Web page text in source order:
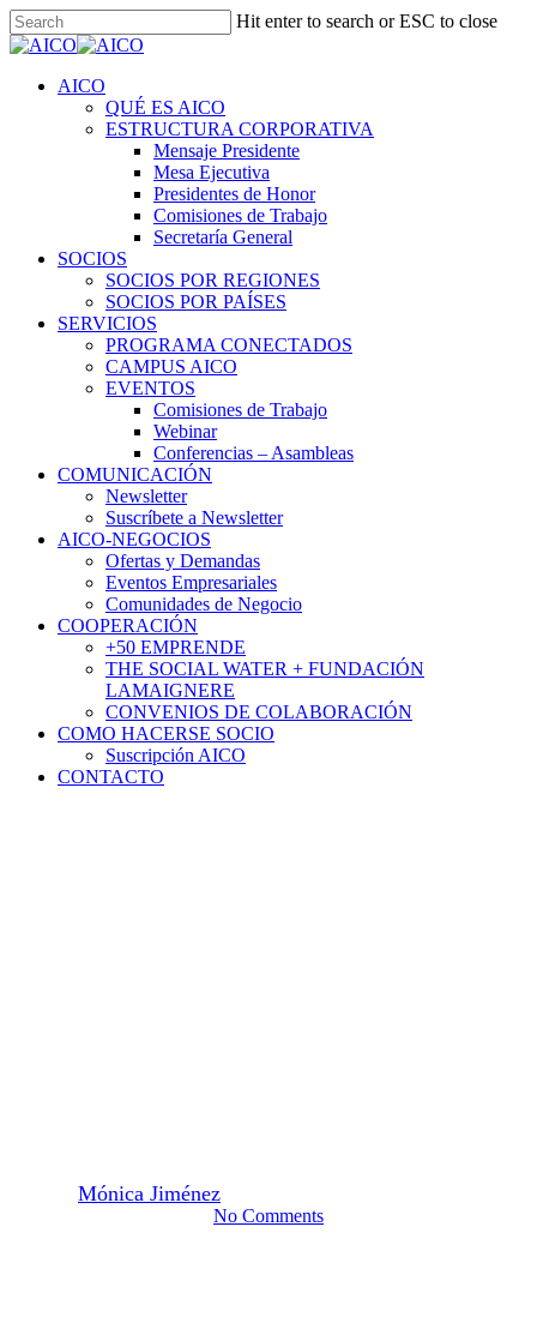
Skip
to
content
Hit enter to search or ESC to close
Close
Menu
AICO
QUÉ ES AICO
ESTRUCTURA CORPORATIVA
Mensaje Presidente
Mesa Ejecutiva
Presidentes de Honor
Comisiones de Trabajo
Secretaría General
SOCIOS
SOCIOS POR REGIONES
SOCIOS POR PAÍSES
SERVICIOS
PROGRAMA CONECTADOS
CAMPUS AICO
EVENTOS
Comisiones de Trabajo
Webinar
Conferencias – Asambleas
COMUNICACIÓN
Newsletter
Suscríbete a Newsletter
AICO-NEGOCIOS
Ofertas y Demandas
Eventos Empresariales
Comunidades de Negocio
COOPERACIÓN
+50 EMPRENDE
THE SOCIAL WATER + FUNDACIÓN
LAMAIGNERE
CONVENIOS DE COLABORACIÓN
COMO HACERSE SOCIO
Suscripción AICO
CONTACTO
Mónica Jiménez
No Comments